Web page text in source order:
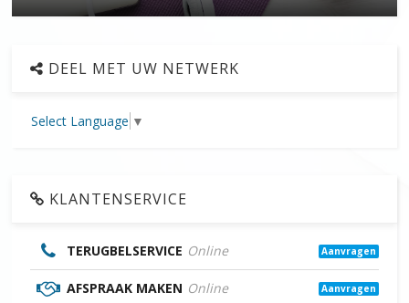
DEEL MET UW NETWERK
Select Language ▼
KLANTENSERVICE
TERUGBELSERVICE Online Aanvragen
AFSPRAAK MAKEN Online Aanvragen